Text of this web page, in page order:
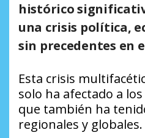
histórico
una crisis política,
sin precedentes en
Esta crisis
solo ha afectado a
que también ha
regionales y globales.